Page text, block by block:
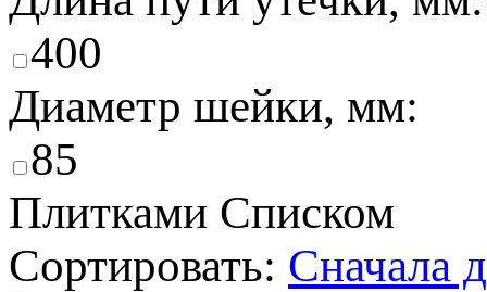
400
Диаметр шейки, мм:
85
Плитками Списком
Сортировать: Cначала